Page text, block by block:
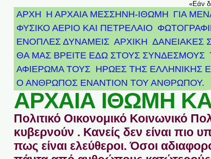
«Εάν
ΑΡΧΗ Η ΑΡΧΑΙΑ ΜΕΣΣΗΝΗ-ΙΘΩΜΗ ΓΙΑ
ΦΥΣΙΚΟ ΑΕΡΙΟ ΚΑΙ ΠΕΤΡΕΛΑΙΟ
ΕΝΟΠΛΕΣ ΔΥΝΑΜΕΙΣ ΑΡΧΙΚΉ ΔΑΝΕΙΑΚΕΣ
ΘΑ ΜΑΣ ΒΡΕΙΤΕ ΕΔΩ ΣΤΟΥΣ ΣΥΝΔΕΣΜΟΥΣ
ΑΦΙΈΡΩΜΑ ΤΟΥΣ ΉΡΩΕΣ ΤΗΣ ΕΛΛΗΝΙΚΉΣ
Ο ΑΝΘΡΩΠΟΣ ΕΝΑΝΤΙΟΝ ΤΟΥ ΑΝΘΡΩΠΟΥ.
ΑΡΧΑΙΑ ΙΘΩΜΗ
Πολιτικό Οικονομικό Κοινωνικό
κυβερνούν . Κανείς δεν είναι πιο
πως είναι ελεύθεροι. Όσοι